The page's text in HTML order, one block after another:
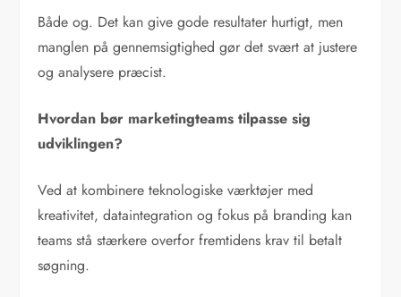
Både og. Det kan give gode resultater hurtigt, men
manglen på gennemsigtighed gør det svært at justere
og analysere præcist.
Hvordan bør marketingteams tilpasse sig
udviklingen?
Ved at kombinere teknologiske værktøjer med
kreativitet, dataintegration og fokus på branding kan
teams stå stærkere overfor fremtidens krav til betalt
søgning.